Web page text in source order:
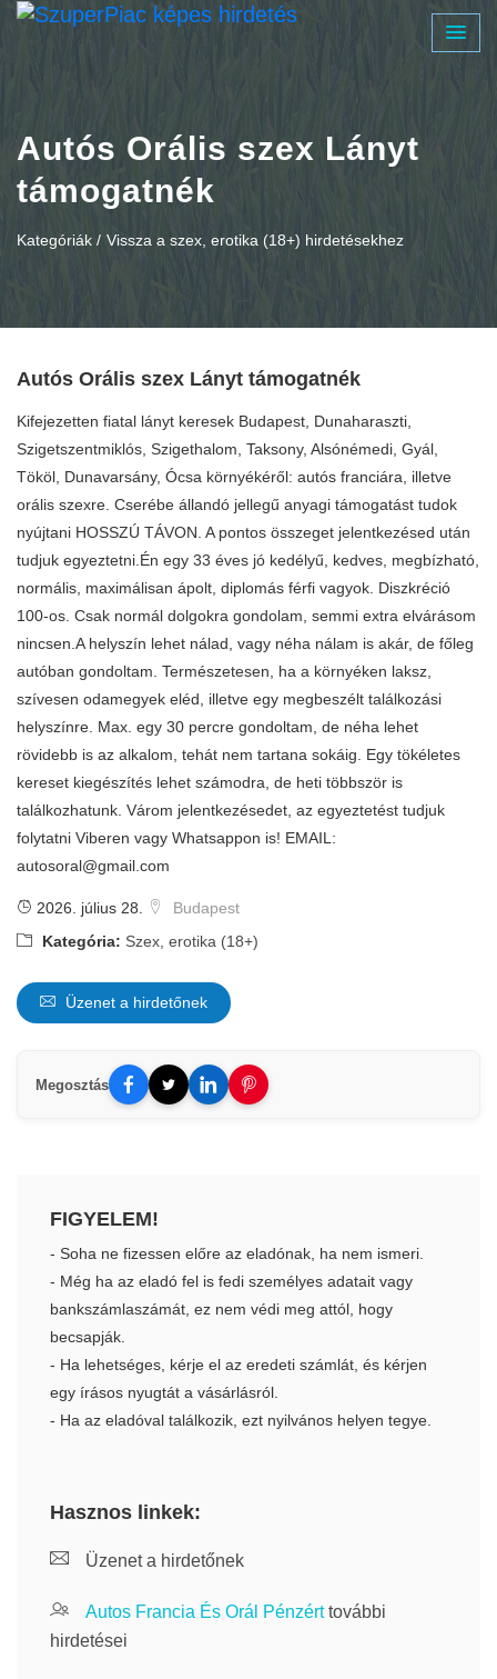
Autós Orális szex Lányt
támogatnék
Kategóriák / Vissza a szex, erotika (18+) hirdetésekhez
Autós Orális szex Lányt támogatnék
Kifejezetten fiatal lányt keresek Budapest, Dunaharaszti,
Szigetszentmiklós, Szigethalom, Taksony, Alsónémedi, Gyál,
Tököl, Dunavarsány, Ócsa környékéről: autós franciára, illetve
orális szexre. Cserébe állandó jellegű anyagi támogatást tudok
nyújtani HOSSZÚ TÁVON. A pontos összeget jelentkezésed után
tudjuk egyeztetni.Én egy 33 éves jó kedélyű, kedves, megbízható,
normális, maximálisan ápolt, diplomás férfi vagyok. Diszkréció
100-os. Csak normál dolgokra gondolam, semmi extra elvárásom
nincsen.A helyszín lehet nálad, vagy néha nálam is akár, de főleg
autóban gondoltam. Természetesen, ha a környéken laksz,
szívesen odamegyek eléd, illetve egy megbeszélt találkozási
helyszínre. Max. egy 30 percre gondoltam, de néha lehet
rövidebb is az alkalom, tehát nem tartana sokáig. Egy tökéletes
kereset kiegészítés lehet számodra, de heti többször is
találkozhatunk. Várom jelentkezésedet, az egyeztetést tudjuk
folytatni Viberen vagy Whatsappon is! EMAIL:
autosoral@gmail.com
2026. július 28.
Budapest
Kategória: Szex, erotika (18+)
Üzenet a hirdetőnek
Megosztás
FIGYELEM!
- Soha ne fizessen előre az eladónak, ha nem ismeri.
- Még ha az eladó fel is fedi személyes adatait vagy
bankszámlaszámát, ez nem védi meg attól, hogy
becsapják.
- Ha lehetséges, kérje el az eredeti számlát, és kérjen
egy írásos nyugtát a vásárlásról.
- Ha az eladóval találkozik, ezt nyilvános helyen tegye.
Hasznos linkek:
Üzenet a hirdetőnek
Autos Francia És Orál Pénzérttovábbi
hirdetései